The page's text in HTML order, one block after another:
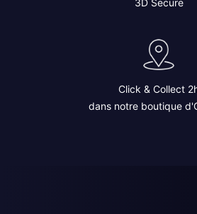
3D Secure
Click & Collect
dans notre boutique